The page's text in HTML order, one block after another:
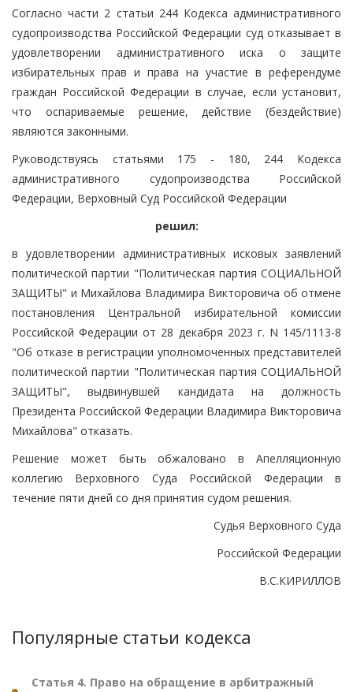
Согласно части 2 статьи 244 Кодекса административного
судопроизводства Российской Федерации суд отказывает в
удовлетворении административного иска о защите
избирательных прав и права на участие в референдуме
граждан Российской Федерации в случае, если установит,
что оспариваемые решение, действие (бездействие)
являются законными.
Руководствуясь статьями 175 - 180, 244 Кодекса
административного судопроизводства Российской
Федерации, Верховный Суд Российской Федерации
решил:
в удовлетворении административных исковых заявлений
политической партии "Политическая партия СОЦИАЛЬНОЙ
ЗАЩИТЫ" и Михайлова Владимира Викторовича об отмене
постановления Центральной избирательной комиссии
Российской Федерации от 28 декабря 2023 г. N 145/1113-8
"Об отказе в регистрации уполномоченных представителей
политической партии "Политическая партия СОЦИАЛЬНОЙ
ЗАЩИТЫ", выдвинувшей кандидата на должность
Президента Российской Федерации Владимира Викторовича
Михайлова" отказать.
Решение может быть обжаловано в Апелляционную
коллегию Верховного Суда Российской Федерации в
течение пяти дней со дня принятия судом решения.
Судья Верховного Суда
Российской Федерации
В.С.КИРИЛЛОВ
Популярные статьи кодекса
Статья 4. Право на обращение в арбитражный